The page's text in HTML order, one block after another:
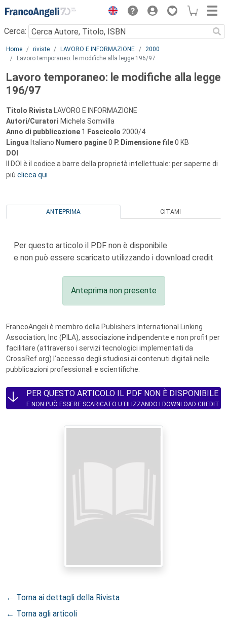
Menu
Cerca:
Main content
Home riviste LAVORO E INFORMAZIONE
2000
Lavoro temporaneo: le modifiche alla legge 196/97
Lavoro temporaneo: le modifiche alla legge
196/97
Titolo Rivista LAVORO E INFORMAZIONE
Autori/Curatori Michela Somvilla
Anno di pubblicazione 1 Fascicolo 2000/4
Lingua Italiano Numero pagine0 P. Dimensione file0 KB
DOI
Il DOI è il codice a barre della proprietà intellettuale: per saperne di
più clicca qui
ANTEPRIMA CITAMI
Per questo articolo il PDF non è disponibile
e non può essere scaricato utilizzando i download credit
Anteprima non presente
FrancoAngeli è membro della Publishers International Linking
Association, Inc (PILA), associazione indipendente e non profit per
facilitare (attraverso i servizi tecnologici implementati da
CrossRef.org) l’accesso degli studiosi ai contenuti digitali nelle
pubblicazioni professionali e scientifiche.
PER QUESTO ARTICOLO IL PDF NON È DISPONIBILE
E NON PUÒ ESSERE SCARICATO UTILIZZANDO I DOWNLOAD CREDIT
← Torna ai dettagli della Rivista
← Torna agli articoli